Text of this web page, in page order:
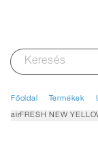
Főoldal Termékek
airFRESH NEW